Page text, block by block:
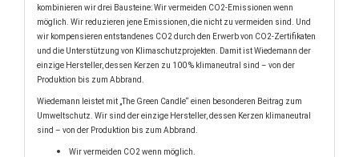
kombinieren wir drei Bausteine: Wir vermeiden CO2-Emissionen wenn
möglich. Wir reduzieren jene Emissionen, die nicht zu vermeiden sind. Und
wir kompensieren entstandenes CO2 durch den Erwerb von CO2-Zertifikaten
und die Unterstützung von Klimaschutzprojekten. Damit ist Wiedemann der
einzige Hersteller, dessen Kerzen zu 100 % klimaneutral sind – von der
Produktion bis zum Abbrand.
Wiedemann leistet mit „The Green Candle“ einen besonderen Beitrag zum
Umweltschutz. Wir sind der einzige Hersteller, dessen Kerzen klimaneutral
sind – von der Produktion bis zum Abbrand.
Wir vermeiden CO2 wenn möglich.